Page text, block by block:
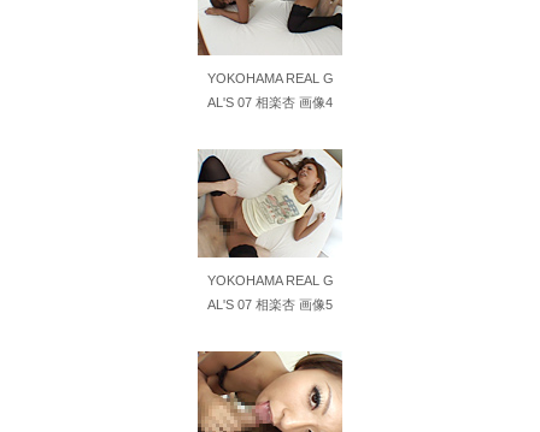
【AIリマスター】巨乳フルーツ
【AIリマスター】レズ病棟 8
職場の人妻と不倫をして、ついに、、、
夏だしオススメのホラー映画、おしえて
蛍大名・京極高次を語ろう
音羽紀香 お股ぱっくりマッサージがいいですね～！
YOKOHAMA REAL G
AL'S 07 相楽杏 画像4
YOKOHAMA REAL G
AL'S 07 相楽杏 画像5